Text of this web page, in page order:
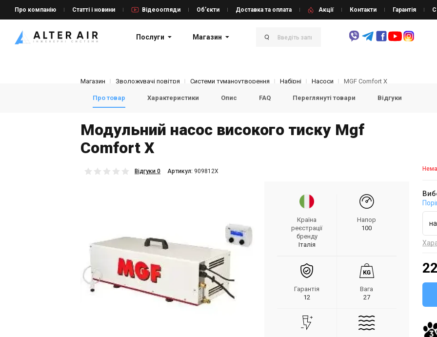
Про компанію Статті і новини Відеоогляди Об’єкти Доставка та оплата Акції Контакти Гарантія
Послуги Магазин
Магазин Зволожувачі повітря Системи туманоутворення Набірні Насоси MGF Comfort X
Про товар Характеристики Опис FAQ Переглянуті товари Відгуки
Модульний насос високого тиску Mgf
Comfort X
Відгуки 0 Aртикул: 909812X
Країна
реєстрації
бренду
Італія
Напор
100
Гарантія
12
Вага
27